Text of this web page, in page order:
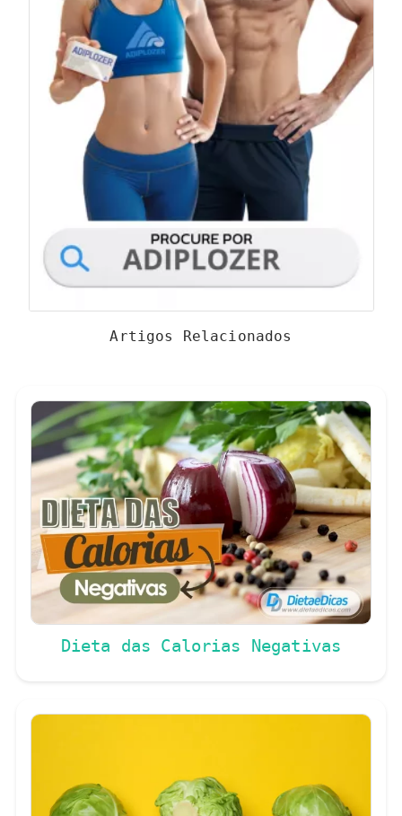
Artigos Relacionados
Dieta das Calorias Negativas